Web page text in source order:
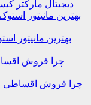
دیجیتال مارکتر
بهترین مانیتور
چرا فروش اقساطی